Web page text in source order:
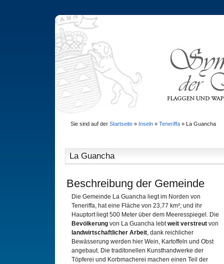
Sie sind auf der Startseite» Inseln» Teneriffa» La Guancha
La Guancha
Beschreibung der Gemeinde
Die Gemeinde La Guancha liegt im Norden von
Teneriffa, hat eine Fläche von 23,77 km²; und ihr
Hauptort liegt 500 Meter über dem Meeresspiegel. Die
Bevölkerung von La Guancha lebtweit verstreut von
landwirtschaftlicher Arbeit, dank reichlicher
Bewässerung werden hier Wein, Kartoffeln und Obst
angebaut. Die traditonellen Kunsthandwerke der
Töpferei und Korbmacherei machen einen Teil der